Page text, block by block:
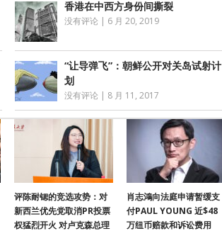
香港在中西方身份间撕裂
没有评论 | 6 月 20, 2019
“让导弹飞”：朝鲜公开对关岛试射计
划
没有评论 | 8 月 11, 2017
评陈耐锶的竞选攻势：对
新西兰优先党取消PR投票
权猛烈开火 对卢克森总理
肖志鴻向法庭申请暂缓支
付PAUL YOUNG 近$48
万纽币赔款和诉讼费用